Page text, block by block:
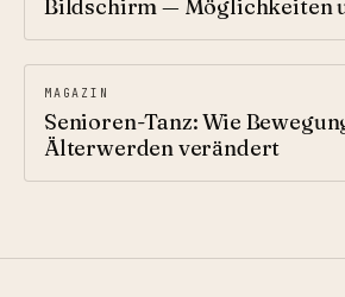
Bildschirm — Möglichkeiten
MAGAZIN
Senioren-Tanz: Wie
Älterwerden verändert